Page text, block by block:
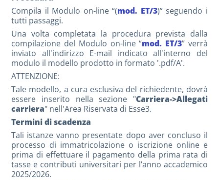
Compila il Modulo on-line “(mod. ET/3)” seguendo i
tutti passaggi.
Una volta completata la procedura prevista dalla
compilazione del Modulo on-line “mod. ET/3” verrà
inviato all'indirizzo E-mail indicato all'interno del
modulo il modello prodotto in formato '.pdf/A'.
ATTENZIONE:
Tale modello, a cura esclusiva del richiedente, dovrà
essere inserito nella sezione "Carriera->Allegati
carriera" nell'Area Riservata di Esse3.
Termini di scadenza
Tali istanze vanno presentate dopo aver concluso il
processo di immatricolazione o iscrizione online e
prima di effettuare il pagamento della prima rata di
tasse e contributi universitari per l’anno accademico
2025/2026.